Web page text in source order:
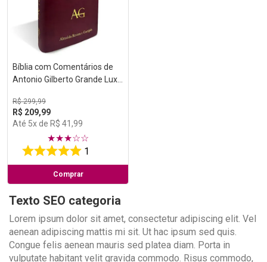
Bíblia com Comentários de
Antonio Gilberto Grande Luxo
R$ 299,99
R$ 209,99
Até 5x de R$ 41 ,99
★★★☆☆
1
Comprar
Texto SEO categoria
Lorem ipsum dolor sit amet, consectetur adipiscing elit. Vel
aenean adipiscing mattis mi sit. Ut hac ipsum sed quis.
Congue felis aenean mauris sed platea diam. Porta in
vulputate habitant velit gravida commodo. Risus commodo,